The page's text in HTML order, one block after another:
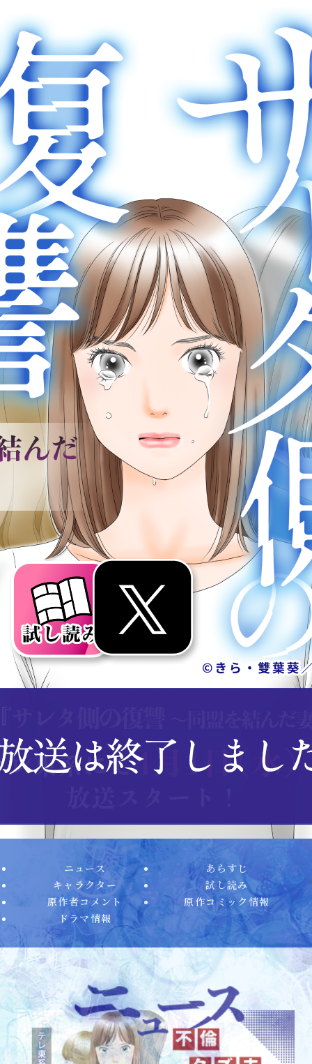
ニュース
あらすじ
キャラクター
試し読み
原作者コメント
原作コミック情報
ドラマ情報